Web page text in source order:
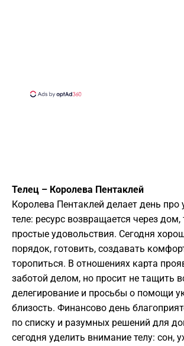
Телец – Королева Пентаклей
Королева Пентаклей делает день про
теле: ресурс возвращается через дом,
простые удовольствия. Сегодня
порядок, готовить, создавать
торопиться. В отношениях карта
заботой делом, но просит не тащить
делегирование и просьбы о помощи
близость. Финансово день
по списку и разумных решений для
сегодня уделить внимание телу: сон,